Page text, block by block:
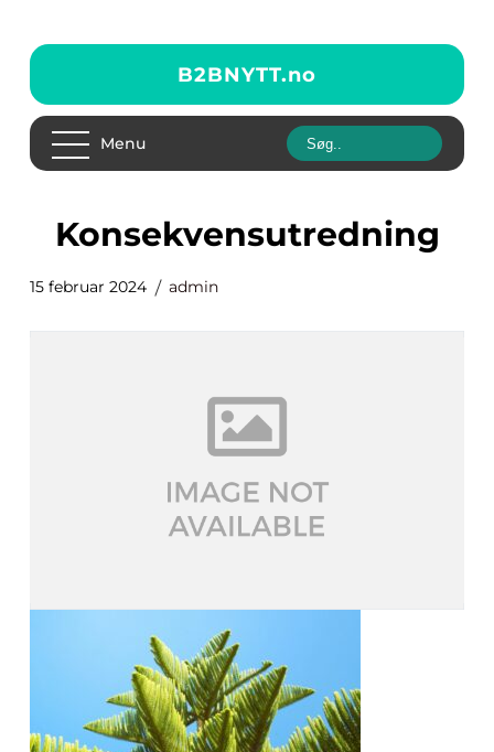
B2BNYTT.no
Menu
Konsekvensutredning
15 februar 2024 admin